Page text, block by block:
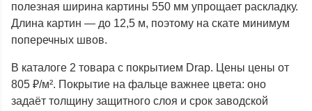
полезная ширина картины 550 мм упрощает раскладку.
Длина картин — до 12,5 м, поэтому на скате минимум
поперечных швов.
В каталоге 2 товара с покрытием Drap. Цены цены от
805 ₽/м². Покрытие на фальце важнее цвета: оно
задаёт толщину защитного слоя и срок заводской